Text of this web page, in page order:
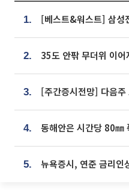
1.
2.
3.
4.
5.